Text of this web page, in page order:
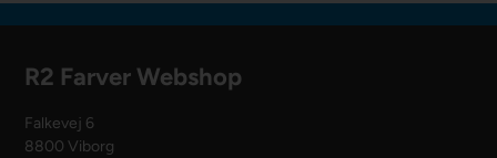
R2 Farver Webshop
Falkevej 6
8800 Viborg